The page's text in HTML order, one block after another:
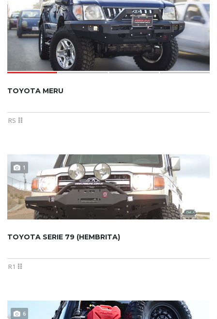
TOYOTA MERU
RS
1
TOYOTA SERIE 79 (HEMBRITA)
R1
6